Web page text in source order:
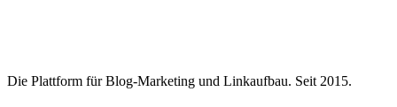
Die Plattform für Blog-Marketing und Linkaufbau. Seit 2015.